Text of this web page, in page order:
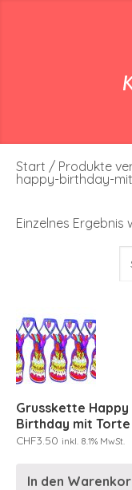
Start / Produkte
happy-birthday-
Einzelnes Ergebnis
Grusskette Happy
Birthday mit Torte
CHF3.50 inkl. 8.1% MwSt.
In den